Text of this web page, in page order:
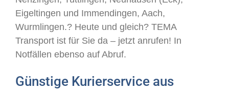
Eigeltingen und Immendingen, Aach,
Wurmlingen.? Heute und gleich? TEMA
Transport ist für Sie da – jetzt anrufen! In
Notfällen ebenso auf Abruf.
Günstige Kurierservice aus